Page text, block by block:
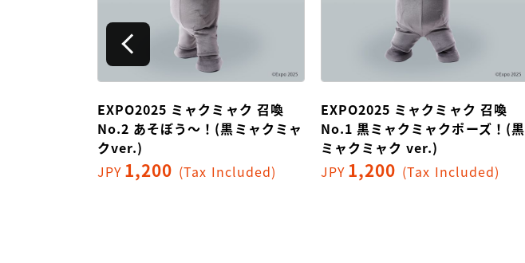
EXPO2025 ミャクミャク 召喚
No.2 あそぼう～！(黒ミャクミャ
クver.)
JPY 1,200 (Tax Included)
EXPO2025 ミャクミャク 召喚
No.1 黒ミャクミャクポーズ！(黒
ミャクミャク ver.)
JPY 1,200 (Tax Included)